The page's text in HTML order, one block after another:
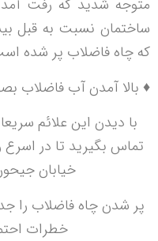
متوجه شدید که رفت
ساختمان نسبت به قبل
که چاه فاضلاب پر شده
♦ بالا آمدن آب فاضلاب
با دیدن این علائم
تماس بگیرید تا در
خیابان
پر شدن چاه فاضلاب را
خطرات